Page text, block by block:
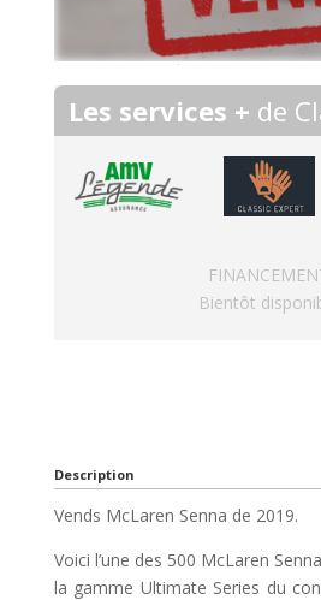
Les services + de
Bientôt
Description
Vends McLaren Senna de 2019.
Voici l’une des 500 McLaren
la gamme Ultimate Series du